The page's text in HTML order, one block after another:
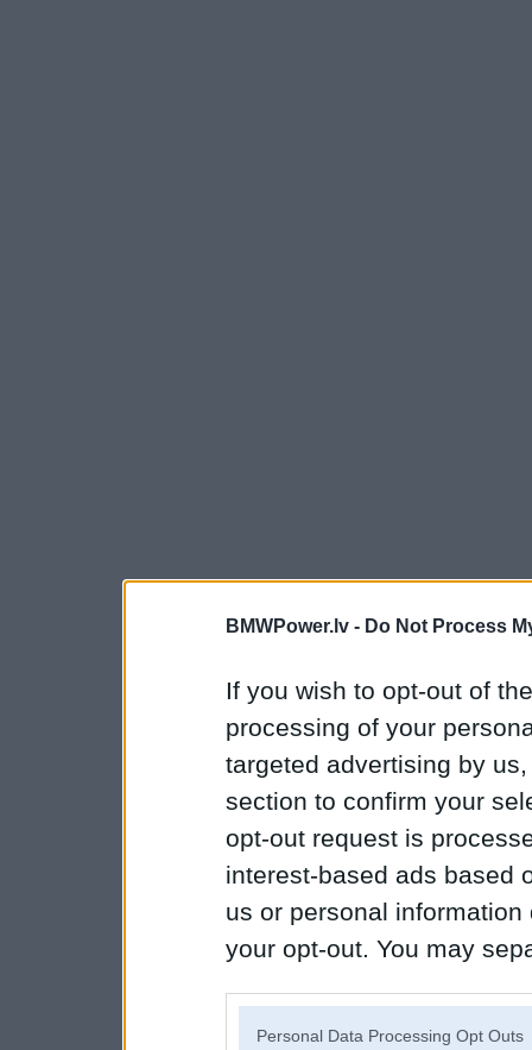
BMWPower.lv - Do Not Process
If you wish to opt-out of
processing of your
targeted advertising by
section to confirm your
opt-out request is
interest-based ads based
us or personal
your opt-out. You may
Personal Data Processing Opt Outs